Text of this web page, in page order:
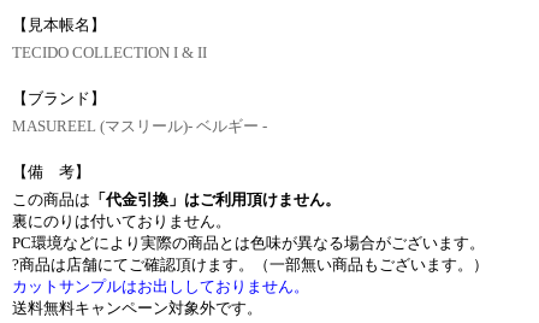
【見本帳名】
TECIDO COLLECTION I & II
【ブランド】
MASUREEL (マスリール)- ベルギー -
【備 考】
この商品は 「代金引換」はご利用頂けません。
裏にのりは付いておりません。
PC環境などにより実際の商品とは色味が異なる場合がございます。
?商品は店舗にてご確認頂けます。（一部無い商品もございます。）
カットサンプルはお出ししておりません。
送料無料キャンペーン対象外です。